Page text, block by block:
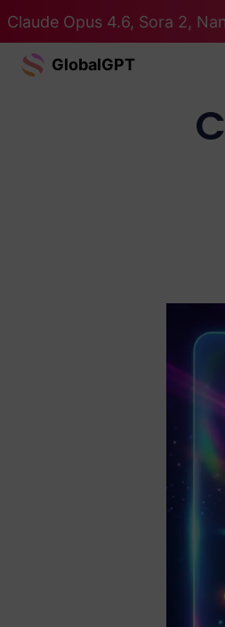
Claude Opus 4.6, Sora 2,
GlobalGPT